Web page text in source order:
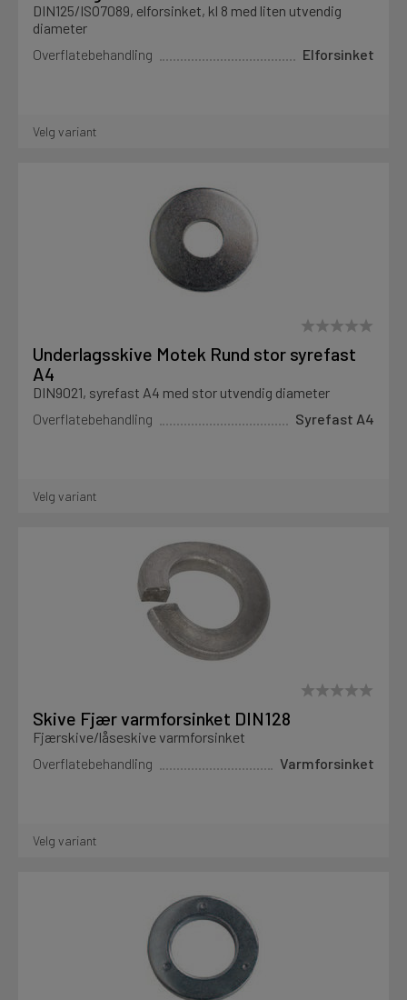
DIN125/ISO7089, elforsinket, kl 8 med liten utvendig
diameter
Overflatebehandling
Elforsinket
Velg variant
Underlagsskive Motek Rund stor syrefast
A4
DIN9021, syrefast A4 med stor utvendig diameter
Overflatebehandling
Syrefast A4
Velg variant
Skive Fjær varmforsinket DIN128
Fjærskive/låseskive varmforsinket
Overflatebehandling
Varmforsinket
Velg variant